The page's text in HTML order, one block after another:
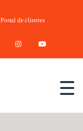
Portal de clientes